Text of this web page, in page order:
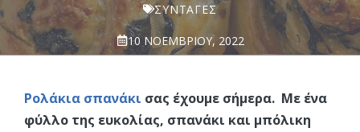
ΣΥΝΤΑΓΈΣ
10 ΝΟΕΜΒΡΊΟΥ, 2022
Ρολάκια σπανάκι σας έχουμε σήμερα. Με ένα
φύλλο της ευκολίας, σπανάκι και μπόλικη